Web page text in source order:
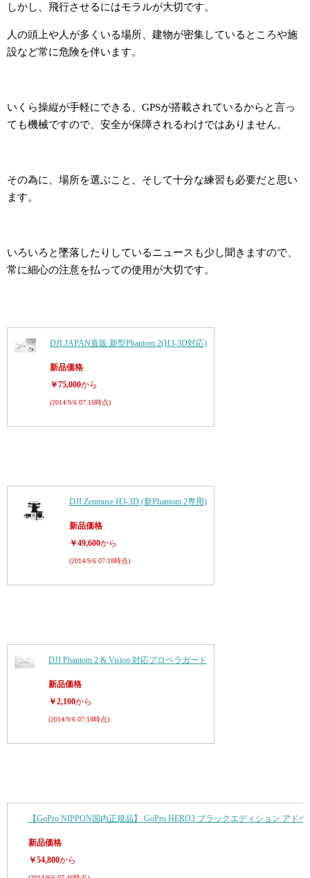
しかし、飛行させるにはモラルが大切です。
人の頭上や人が多くいる場所、建物が密集しているところや施
設など常に危険を伴います。
いくら操縦が手軽にできる、GPSが搭載されているからと言っ
ても機械ですので、安全が保障されるわけではありません。
その為に、場所を選ぶこと、そして十分な練習も必要だと思い
ます。
いろいろと墜落したりしているニュースも少し聞きますので、
常に細心の注意を払っての使用が大切です。
DJI JAPAN直販 新型Phantom 2(H3-3D対応)
新品価格
￥75,000から
(2014/9/6 07:16時点)
DJI Zenmuse H3-3D (新Phantom 2専用)
新品価格
￥49,600から
(2014/9/6 07:18時点)
DJI Phantom 2 & Vision 対応プロペラガード
新品価格
￥2,100から
(2014/9/6 07:18時点)
【GoPro NIPPON国内正規品】 GoPro HERO3 ブラックエディション アド
新品価格
￥54,800から